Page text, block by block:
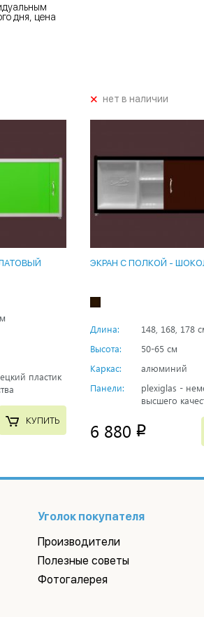
дня, цена
пластик
КУПИТЬ
+нет в наличии
ЭКРАН С ПОЛКОЙ -
Длина:
148, 168, 178
Высота:
50-65 см
Каркас:
алюминий
Панели:
plexiglas -
высшего
6 880 p
Уголок покупателя
Производители
Полезные советы
Фотогалерея